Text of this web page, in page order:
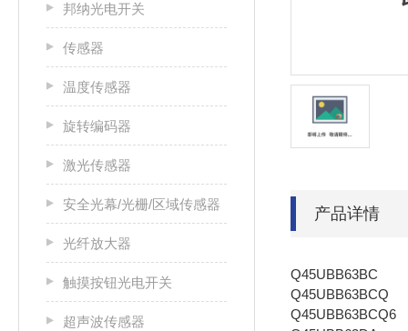
邦纳光电开关
传感器
温度传感器
旋转编码器
激光传感器
安全光幕/光栅/区域传感器
光纤放大器
触摸按钮光电开关
超声波传感器
产品详情
Q45UBB63BC
Q45UBB63BCQ
Q45UBB63BCQ6